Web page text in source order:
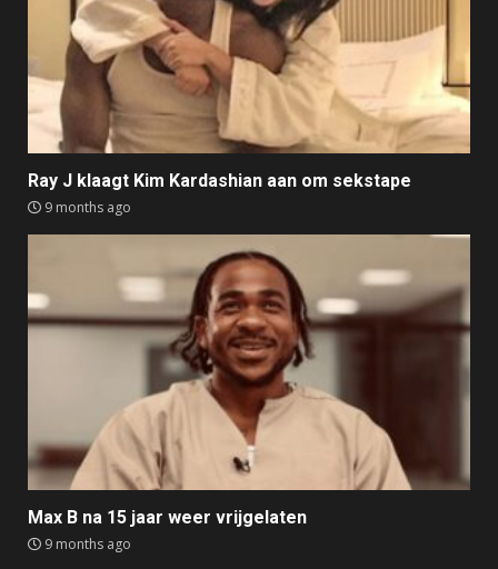
Ray J klaagt Kim Kardashian aan om sekstape
9 months ago
Max B na 15 jaar weer vrijgelaten
9 months ago